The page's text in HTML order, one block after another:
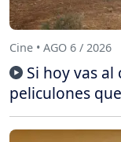
Cine • AGO 6 / 2026
Si hoy vas al
peliculones